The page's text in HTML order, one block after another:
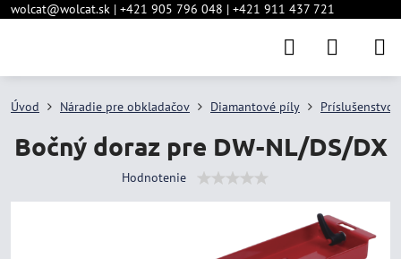
wolcat@wolcat.sk | +421 905 796 048 | +421 911 437 721
Úvod Náradie pre obkladačov Diamantové píly Príslušenstvo
Bočný doraz pre DW-NL/DS/DX
Hodnotenie